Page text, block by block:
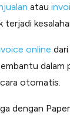
atau
terjadi
online
dalam
otomatis.
dengan